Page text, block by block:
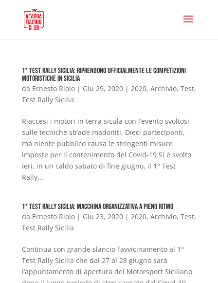
1° Test Rally Sicilia: riprendono ufficialmente le competizioni
motoristiche in Sicilia
da Ernesto Riolo| Giu 29, 2020| 2020, Archivio, Test,
Test Rally Sicilia
Riaccesi i motori in terra sicula con l’evento svoltosi
sulle tecniche strade madoniti. Dieci partecipanti,
ma niente pubblico causa le stringenti misure
imposte per il contenimento del Covid-19 Si è svolto
ieri, in un caldo sabato di fine giugno, il 1° Test
Rally...
1° Test Rally Sicilia: macchina organizzativa a pieno ritmo
da Ernesto Riolo| Giu 23, 2020| 2020, Archivio, Test,
Test Rally Sicilia
Continua con grande slancio l’avvicinamento al 1°
Test Rally Sicilia che dal 27 al 28 giugno sarà
l’appuntamento di apertura del Motorsport Siciliano